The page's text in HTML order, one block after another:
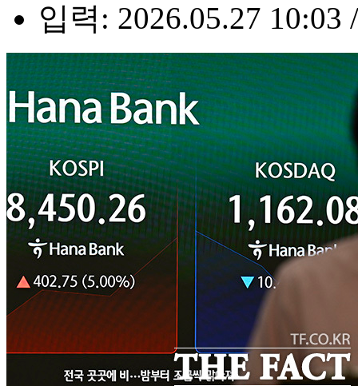
입력: 2026.05.27 10:03